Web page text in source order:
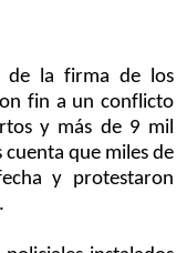
de la firma de los
fin a un conflicto
y más de 9 mil
cuenta que miles de
y protestaron